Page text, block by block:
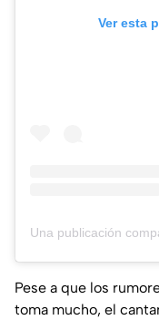
Ver esta
Pese a que los
toma mucho, el